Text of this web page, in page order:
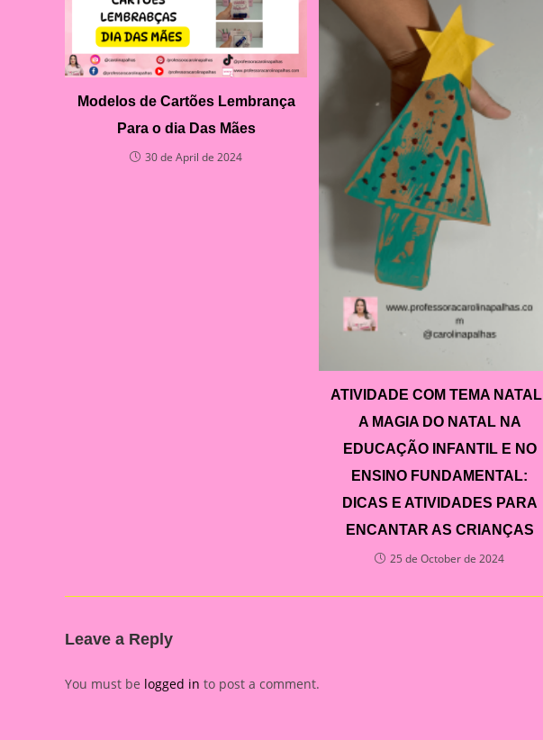
Modelos de Cartões Lembrança
Para o dia Das Mães
30 de April de 2024
ATIVIDADE COM TEMA NATAL |
A MAGIA DO NATAL NA
EDUCAÇÃO INFANTIL E NO
ENSINO FUNDAMENTAL:
DICAS E ATIVIDADES PARA
ENCANTAR AS CRIANÇAS
25 de October de 2024
Leave a Reply
You must be logged in to post a comment.